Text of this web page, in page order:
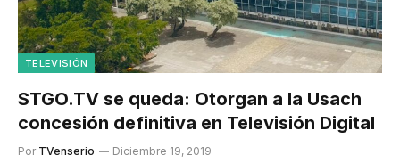
TELEVISIÓN
STGO.TV se queda: Otorgan a la Usach
concesión definitiva en Televisión Digital
Por TVenserio Diciembre 19, 2019